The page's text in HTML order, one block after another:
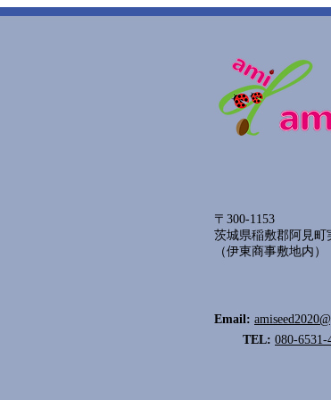
〒300-1153
茨城県稲敷郡阿見町
​（伊東商事敷地内）
Email:
TEL: 080-6531-